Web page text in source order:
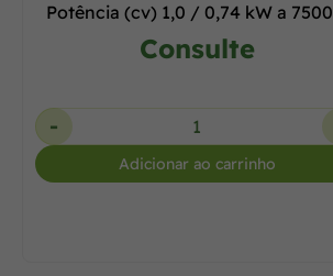
Potência (cv) 1,0 / 0,74 kW a 7500
Consulte
-
Adicionar ao carrinho